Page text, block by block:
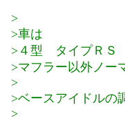
>
>車は
>４型 タイプＲＳ
>マフラー以外ノー
>
>ベースアイドルの
>